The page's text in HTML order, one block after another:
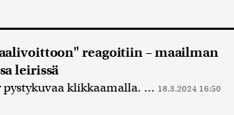
reagoitiin – maailman
leirissä
klikkaamalla. ... 18.3.2024 16:50